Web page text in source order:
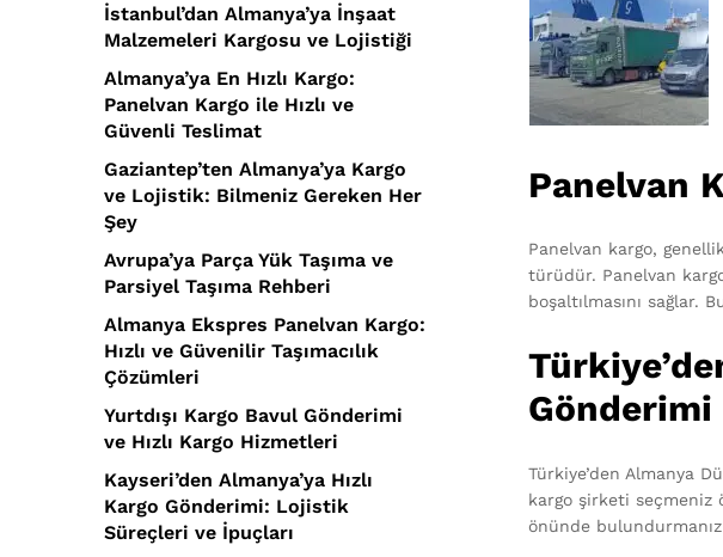
Panelvan
Panelvan kargo,
türüdür. Panelvan
boşaltılmasını sağlar.
Gönderimi
Türkiye’den Almanya
kargo şirketi seçmeniz
önünde
İstanbul’dan Almanya’ya İnşaat
Malzemeleri Kargosu ve Lojistiği
Almanya’ya En Hızlı Kargo:
Panelvan Kargo ile Hızlı ve
Güvenli Teslimat
Gaziantep’ten Almanya’ya Kargo
ve Lojistik: Bilmeniz Gereken Her
Şey
Avrupa’ya Parça Yük Taşıma ve
Parsiyel Taşıma Rehberi
Almanya Ekspres Panelvan Kargo:
Hızlı ve Güvenilir Taşımacılık
Çözümleri
Yurtdışı Kargo Bavul Gönderimi
ve Hızlı Kargo Hizmetleri
Kayseri’den Almanya’ya Hızlı
Kargo Gönderimi: Lojistik
Süreçleri ve İpuçları